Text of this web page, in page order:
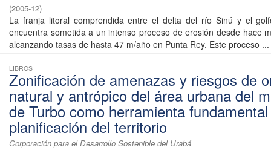
(2005-12)
La franja litoral comprendida entre el delta del río Sinú y el
encuentra sometida a un intenso proceso de erosión desde hace
alcanzando tasas de hasta 47 m/año en Punta Rey. Este proceso ...
LIBROS
Zonificación de amenazas y riesgos de
natural y antrópico del área urbana del
de Turbo como herramienta
planificación del territorio
Corporación para el Desarrollo Sostenible del Urabá